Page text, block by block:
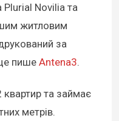
Plurial Novilia та
житловим
за
пише Antena3.
квартир та займає
метрів.